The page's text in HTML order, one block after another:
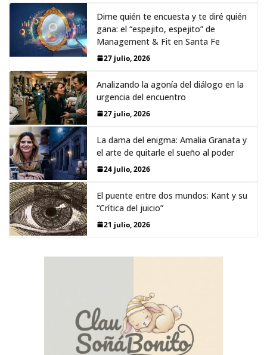
Dime quién te encuesta y te diré quién
gana: el “espejito, espejito” de
Management & Fit en Santa Fe
27 julio, 2026
Analizando la agonía del diálogo en la
urgencia del encuentro
27 julio, 2026
La dama del enigma: Amalia Granata y
el arte de quitarle el sueño al poder
24 julio, 2026
El puente entre dos mundos: Kant y su
“Crítica del juicio”
21 julio, 2026